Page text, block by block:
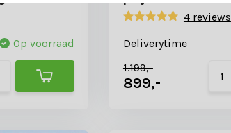
Op voorraad
4 reviews
Deliverytime
1.199,-
899,-